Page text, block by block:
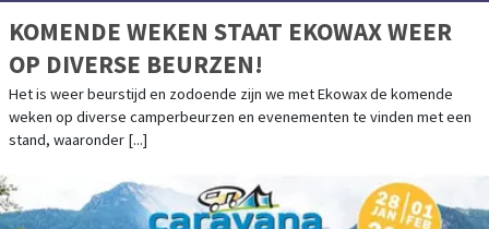
KOMENDE WEKEN STAAT EKOWAX WEER
OP DIVERSE BEURZEN!
Het is weer beurstijd en zodoende zijn we met Ekowax de komende
weken op diverse camperbeurzen en evenementen te vinden met een
stand, waaronder [...]